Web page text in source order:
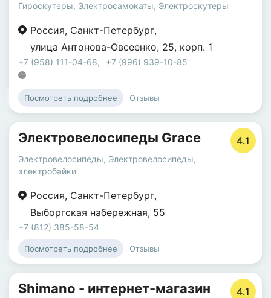
Гироскутеры, Электросамокаты, Электроскутеры
Россия, Санкт-Петербург,
улица Антонова-Овсеенко, 25, корп. 1
+7 (958) 111-04-68, +7 (996) 939-10-85
Посмотреть подробнее Отзывы
Электровелосипеды Grace 4.1
Электровелосипеды, Электровелосипеды,
электробайки
Россия, Санкт-Петербург,
Выборгская набережная, 55
+7 (812) 385-58-54
Посмотреть подробнее Отзывы
Shimano - интернет-магазин
4.1